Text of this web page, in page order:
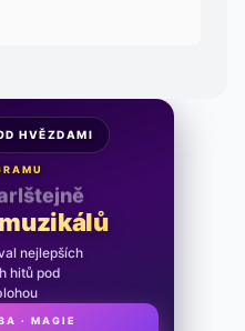
HVĚZDAMI
nejlepších
hitů pod
· MAGIE